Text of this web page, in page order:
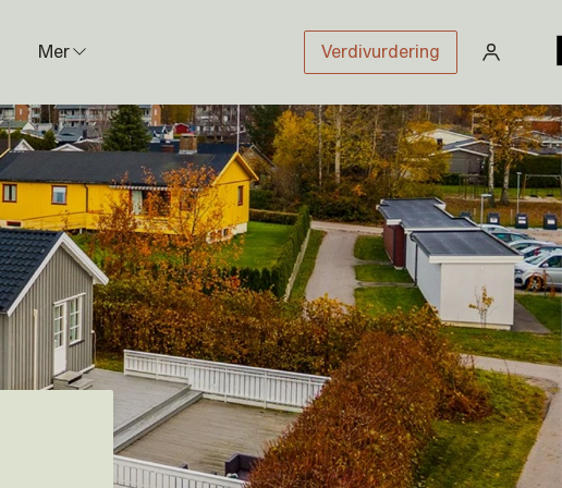
Mer
Prisstatistikk
Næring
Nybygg
Magasin
Om oss
Åpenhetsloven
Prisliste
Karriere
Verdivurdering